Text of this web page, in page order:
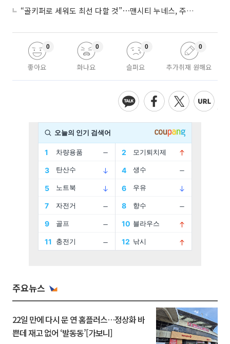
“골키퍼로 세워도 최선 다할 것”⋯맨시티 누네스, 주전 경쟁 각오
좋아요
0
화나요
0
슬퍼요
0
추가취재 원해요
0
주요뉴스
22일 만에 다시 문 연 홈플러스…정상화 바
쁜데 재고 없어 ‘발동동’[가보니]